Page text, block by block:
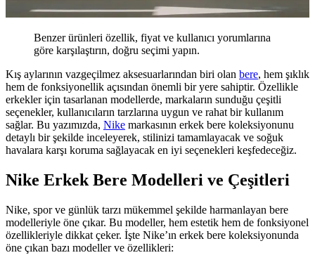
Benzer ürünleri özellik, fiyat ve kullanıcı yorumlarına
göre karşılaştırın, doğru seçimi yapın.
Kış aylarının vazgeçilmez aksesuarlarından biri olan bere, hem şıklık
hem de fonksiyonellik açısından önemli bir yere sahiptir. Özellikle
erkekler için tasarlanan modellerde, markaların sunduğu çeşitli
seçenekler, kullanıcıların tarzlarına uygun ve rahat bir kullanım
sağlar. Bu yazımızda, Nike markasının erkek bere koleksiyonunu
detaylı bir şekilde inceleyerek, stilinizi tamamlayacak ve soğuk
havalara karşı koruma sağlayacak en iyi seçenekleri keşfedeceğiz.
Nike Erkek Bere Modelleri ve Çeşitleri
Nike, spor ve günlük tarzı mükemmel şekilde harmanlayan bere
modelleriyle öne çıkar. Bu modeller, hem estetik hem de fonksiyonel
özellikleriyle dikkat çeker. İşte Nike’ın erkek bere koleksiyonunda
öne çıkan bazı modeller ve özellikleri: